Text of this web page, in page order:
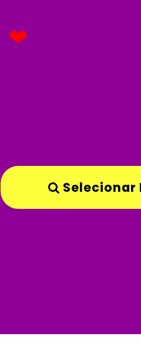
❤
Selecionar